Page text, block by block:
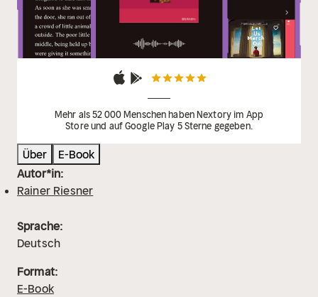
Mehr als 52 000 Menschen haben Nextory im App
Store und auf Google Play 5 Sterne gegeben.
Über
E-Book
Autor*in:
Rainer Riesner
Sprache:
Deutsch
Format:
E-Book